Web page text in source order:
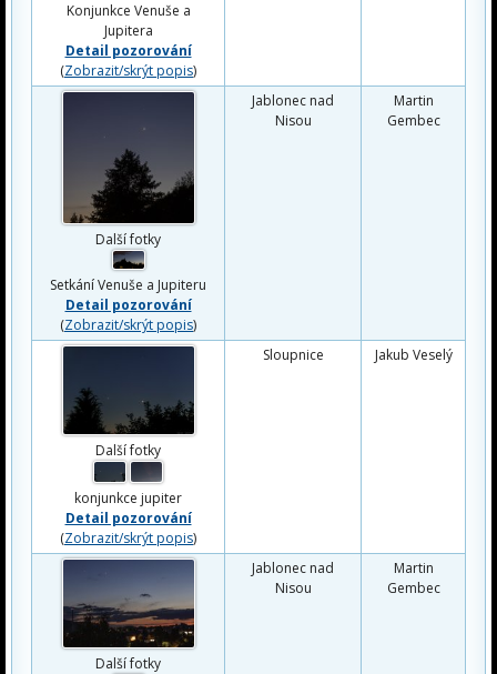
Konjunkce Venuše a
Jupitera
Detail pozorování
(Zobrazit/skrýt popis)
Další fotky
Setkání Venuše a Jupiteru
Detail pozorování
(Zobrazit/skrýt popis)
Jablonec nad
Nisou
Martin
Gembec
Další fotky
konjunkce jupiter
Detail pozorování
(Zobrazit/skrýt popis)
Sloupnice Jakub Veselý
Další fotky
Jablonec nad
Nisou
Martin
Gembec